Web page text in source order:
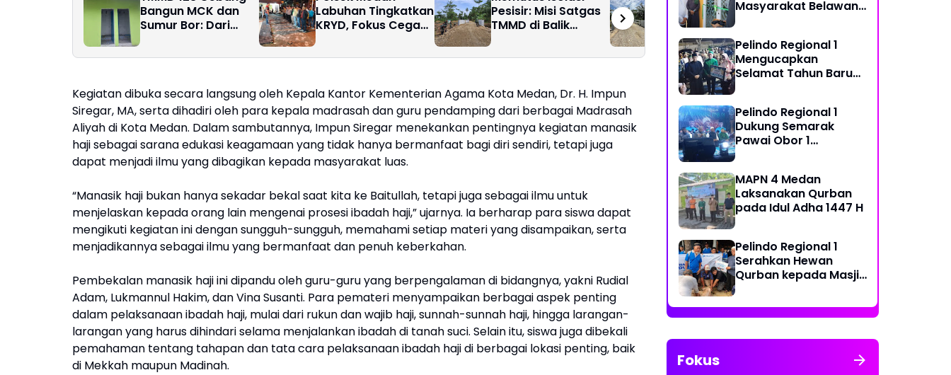
Bangun MCK dan
Sumur Bor: Dari
Harapan Baru
Labuhan Tingkatkan
KRYD, Fokus Cegah
Motor dan Balap
Pesisir: Misi Satgas
TMMD di Balik
Pasar Rawa
Tanah Rawa: Cara
Satgas TMMD 128
Mengunci Target
Akhir
Digunakan
di Gebang
Kegiatan dibuka secara langsung oleh Kepala Kantor Kementerian Agama Kota Medan, Dr. H. Impun
Siregar, MA, serta dihadiri oleh para kepala madrasah dan guru pendamping dari berbagai Madrasah
Aliyah di Kota Medan. Dalam sambutannya, Impun Siregar menekankan pentingnya kegiatan manasik
haji sebagai sarana edukasi keagamaan yang tidak hanya bermanfaat bagi diri sendiri, tetapi juga
dapat menjadi ilmu yang dibagikan kepada masyarakat luas.
“Manasik haji bukan hanya sekadar bekal saat kita ke Baitullah, tetapi juga sebagai ilmu untuk
menjelaskan kepada orang lain mengenai prosesi ibadah haji,” ujarnya. Ia berharap para siswa dapat
mengikuti kegiatan ini dengan sungguh-sungguh, memahami setiap materi yang disampaikan, serta
menjadikannya sebagai ilmu yang bermanfaat dan penuh keberkahan.
Pembekalan manasik haji ini dipandu oleh guru-guru yang berpengalaman di bidangnya, yakni Rudial
Adam, Lukmannul Hakim, dan Vina Susanti. Para pemateri menyampaikan berbagai aspek penting
dalam pelaksanaan ibadah haji, mulai dari rukun dan wajib haji, sunnah-sunnah haji, hingga larangan-
larangan yang harus dihindari selama menjalankan ibadah di tanah suci. Selain itu, siswa juga dibekali
pemahaman tentang tahapan dan tata cara pelaksanaan ibadah haji di berbagai lokasi penting, baik
di Mekkah maupun Madinah.
Masyarakat Belawan,
Pelindo Regional 1
Mengucapkan
Selamat Tahun Baru
Pelindo Regional 1
Dukung Semarak
Pawai Obor 1
MAPN 4 Medan
Laksanakan Qurban
pada Idul Adha 1447 H
Pelindo Regional 1
Serahkan Hewan
Qurban kepada Masjid
Fokus